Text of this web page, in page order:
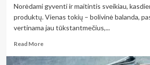
Norėdami gyventi ir maitintis sveikiau,
produktų. Vienas tokių – bolivinė balanda,
vertinama jau tūkstantmečius,...
Read MoreRead
about